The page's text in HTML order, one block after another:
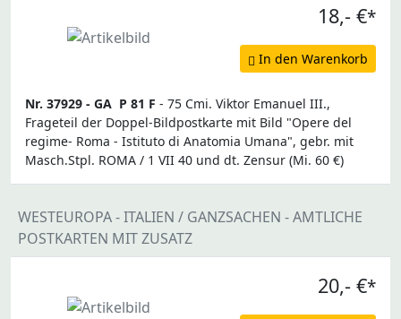
18,- €*
In den Warenkorb
Nr. 37929 - GA P 81 F - 75 Cmi. Viktor Emanuel III.,
Frageteil der Doppel-Bildpostkarte mit Bild "Opere del
regime- Roma - Istituto di Anatomia Umana", gebr. mit
Masch.Stpl. ROMA / 1 VII 40 und dt. Zensur (Mi. 60 €)
WESTEUROPA - ITALIEN / GANZSACHEN - AMTLICHE
POSTKARTEN MIT ZUSATZ
20,- €*